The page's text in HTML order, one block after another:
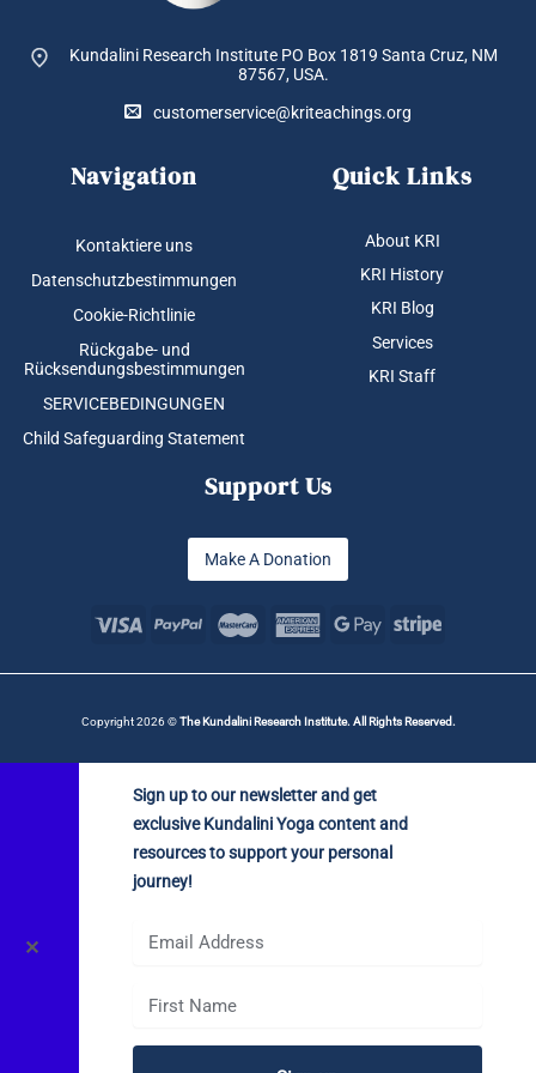
Kundalini Research Institute PO Box 1819 Santa Cruz, NM
87567, USA.
customerservice@kriteachings.org
Navigation
Kontaktiere uns
Datenschutzbestimmungen
Cookie-Richtlinie
Rückgabe- und
Rücksendungsbestimmungen
SERVICEBEDINGUNGEN
Child Safeguarding Statement
Quick Links
About KRI
KRI History
KRI Blog
Services
KRI Staff
Support Us
Make A Donation
Copyright 2026 ©The Kundalini Research Institute. All Rights Reserved.
✕
Sign up to our newsletter and get
exclusive Kundalini Yoga content and
resources to support your personal
journey!